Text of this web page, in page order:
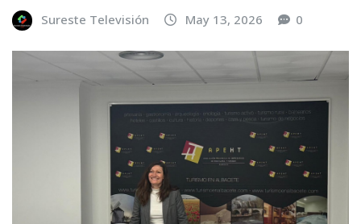
Sureste Televisión May 13, 2026 0